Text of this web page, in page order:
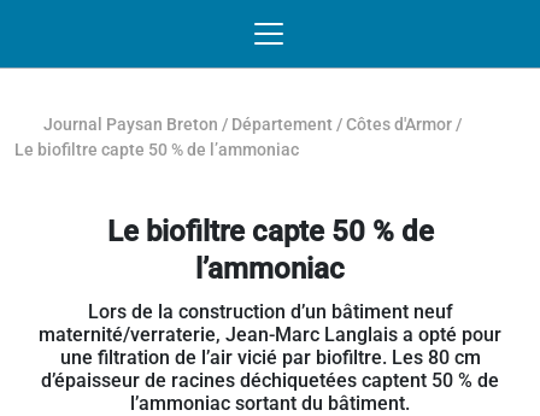
Journal Paysan Breton / Département /Côtes d'Armor /
Le biofiltre capte 50 % de l’ammoniac
Le biofiltre capte 50 % de
l’ammoniac
Lors de la construction d’un bâtiment neuf
maternité/verraterie, Jean-Marc Langlais a opté pour
une filtration de l’air vicié par biofiltre. Les 80 cm
d’épaisseur de racines déchiquetées captent 50 % de
l’ammoniac sortant du bâtiment.